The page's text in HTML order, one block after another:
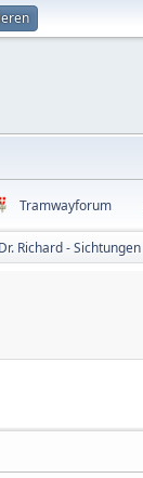
Tramwayforum
Dr. Richard - Sichtungen